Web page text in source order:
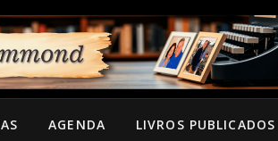
AGENDA LIVROS PUBLICADOS